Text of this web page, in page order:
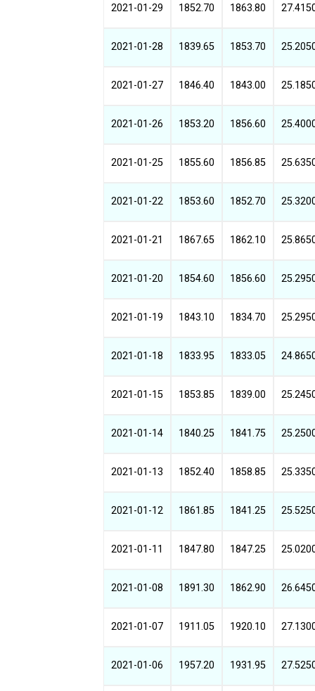
2021-01-29 1852.70 1863.80
2021-01-28 1839.65 1853.70
2021-01-27 1846.40 1843.00
2021-01-26 1853.20 1856.60
2021-01-25 1855.60 1856.85
2021-01-22 1853.60 1852.70
2021-01-21 1867.65 1862.10
2021-01-20 1854.60 1856.60
2021-01-19 1843.10 1834.70
2021-01-18 1833.95 1833.05
2021-01-15 1853.85 1839.00
2021-01-14 1840.25 1841.75
2021-01-13 1852.40 1858.85
2021-01-12 1861.85 1841.25
2021-01-11 1847.80 1847.25
2021-01-08 1891.30 1862.90
2021-01-07 1911.05 1920.10
2021-01-06 1957.20 1931.95